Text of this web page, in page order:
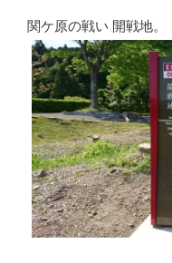
関ケ原の戦い 開戦地。